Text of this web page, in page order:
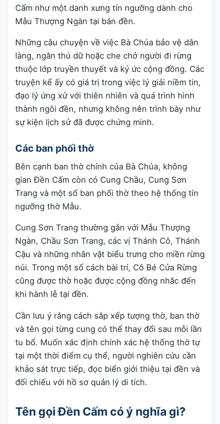
Cấm như một danh xưng tín ngưỡng dành cho
Mẫu Thượng Ngàn tại bản đền.
Những câu chuyện về việc Bà Chúa bảo vệ dân
làng, ngăn thú dữ hoặc che chở người đi rừng
thuộc lớp truyền thuyết và ký ức cộng đồng. Các
truyện kể ấy có giá trị trong việc lý giải niềm tin,
đạo lý ứng xử với thiên nhiên và quá trình hình
thành ngôi đền, nhưng không nên trình bày như
sự kiện lịch sử đã được chứng minh.
Các ban phối thờ
Bên cạnh ban thờ chính của Bà Chúa, không
gian Đền Cấm còn có Cung Chầu, Cung Sơn
Trang và một số ban phối thờ theo hệ thống tín
ngưỡng thờ Mẫu.
Cung Sơn Trang thường gắn với Mẫu Thượng
Ngàn, Chầu Sơn Trang, các vị Thánh Cô, Thánh
Cậu và những nhân vật biểu trưng cho miền rừng
núi. Trong một số cách bài trí, Cô Bé Cửa Rừng
cũng được thờ hoặc được cộng đồng nhắc đến
khi hành lễ tại đền.
Cần lưu ý rằng cách sắp xếp tượng thờ, ban thờ
và tên gọi từng cung có thể thay đổi sau mỗi lần
tu bổ. Muốn xác định chính xác hệ thống thờ tự
tại một thời điểm cụ thể, người nghiên cứu cần
khảo sát trực tiếp, đọc biển giới thiệu tại đền và
đối chiếu với hồ sơ quản lý di tích.
Tên gọi Đền Cấm có ý nghĩa gì?